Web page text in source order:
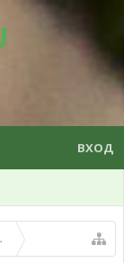
ВХОД
помет, рвота и